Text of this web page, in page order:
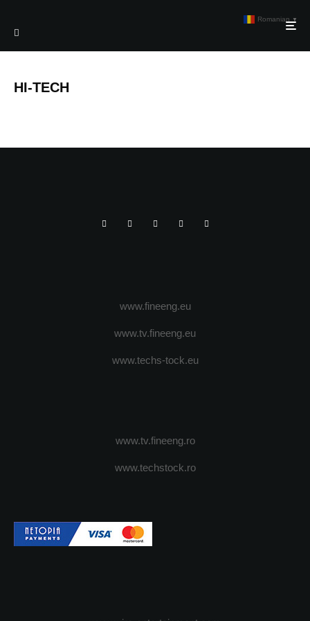
HI-TECH
www.fineeng.eu
www.tv.fineeng.eu
www.techs-tock.eu
www.tv.fineeng.ro
www.techstock.ro
Romanian ▼